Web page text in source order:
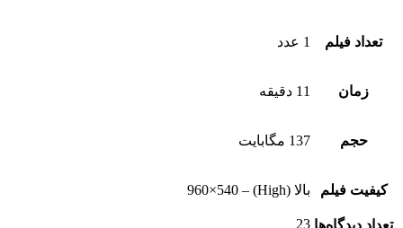
تعداد فیلم 1 عدد
زمان 11 دقیقه
حجم 137 مگابایت
کیفیت فیلم بالا (High) – 960×540
23